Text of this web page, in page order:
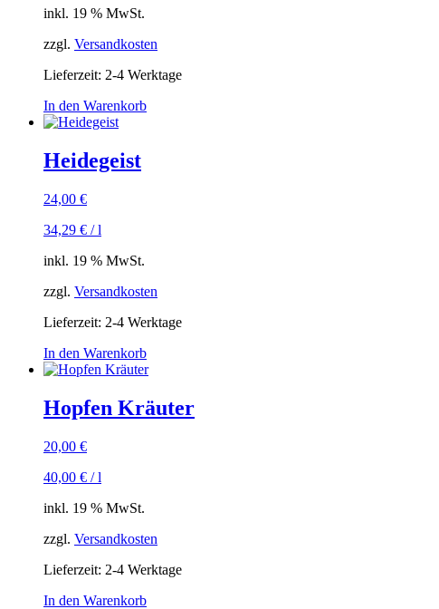
inkl. 19 % MwSt.
zzgl. Versandkosten
Lieferzeit: 2-4 Werktage
In den Warenkorb
Heidegeist
24,00 €
34,29 € /l
inkl. 19 % MwSt.
zzgl. Versandkosten
Lieferzeit: 2-4 Werktage
In den Warenkorb
Hopfen Kräuter
20,00 €
40,00 € /l
inkl. 19 % MwSt.
zzgl. Versandkosten
Lieferzeit: 2-4 Werktage
In den Warenkorb